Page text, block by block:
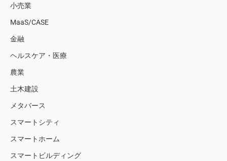
小売業
MaaS/CASE
金融
ヘルスケア・医療
農業
土木建設
メタバース
スマートシティ
スマートホーム
スマートビルディング